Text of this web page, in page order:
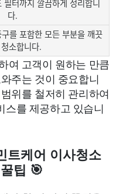
터까지 깔끔하게 정리합니
다.
를 포함한 모든 부분을 깨끗
소합니다.
여 고객이 원하는 만큼
주는 것이 중요합니
위를 철저히 관리하여
스를 제공하고 있습니
트케어 이사청소
팁 🎯